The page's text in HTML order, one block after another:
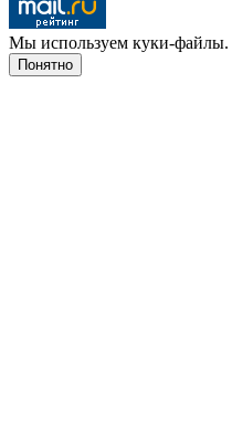
Мы используем куки-файлы.
Понятно